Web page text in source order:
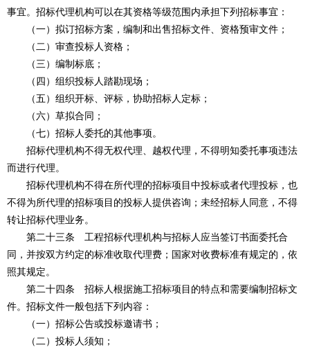
事宜。招标代理机构可以在其资格等级范围内承担下列招标事宜：
（一）拟订招标方案，编制和出售招标文件、资格预审文件；
（二）审查投标人资格；
（三）编制标底；
（四）组织投标人踏勘现场；
（五）组织开标、评标，协助招标人定标；
（六）草拟合同；
（七）招标人委托的其他事项。
招标代理机构不得无权代理、越权代理，不得明知委托事项违法
而进行代理。
招标代理机构不得在所代理的招标项目中投标或者代理投标，也
不得为所代理的招标项目的投标人提供咨询；未经招标人同意，不得
转让招标代理业务。
第二十三条 工程招标代理机构与招标人应当签订书面委托合
同，并按双方约定的标准收取代理费；国家对收费标准有规定的，依
照其规定。
第二十四条 招标人根据施工招标项目的特点和需要编制招标文
件。招标文件一般包括下列内容：
（一）招标公告或投标邀请书；
（二）投标人须知；